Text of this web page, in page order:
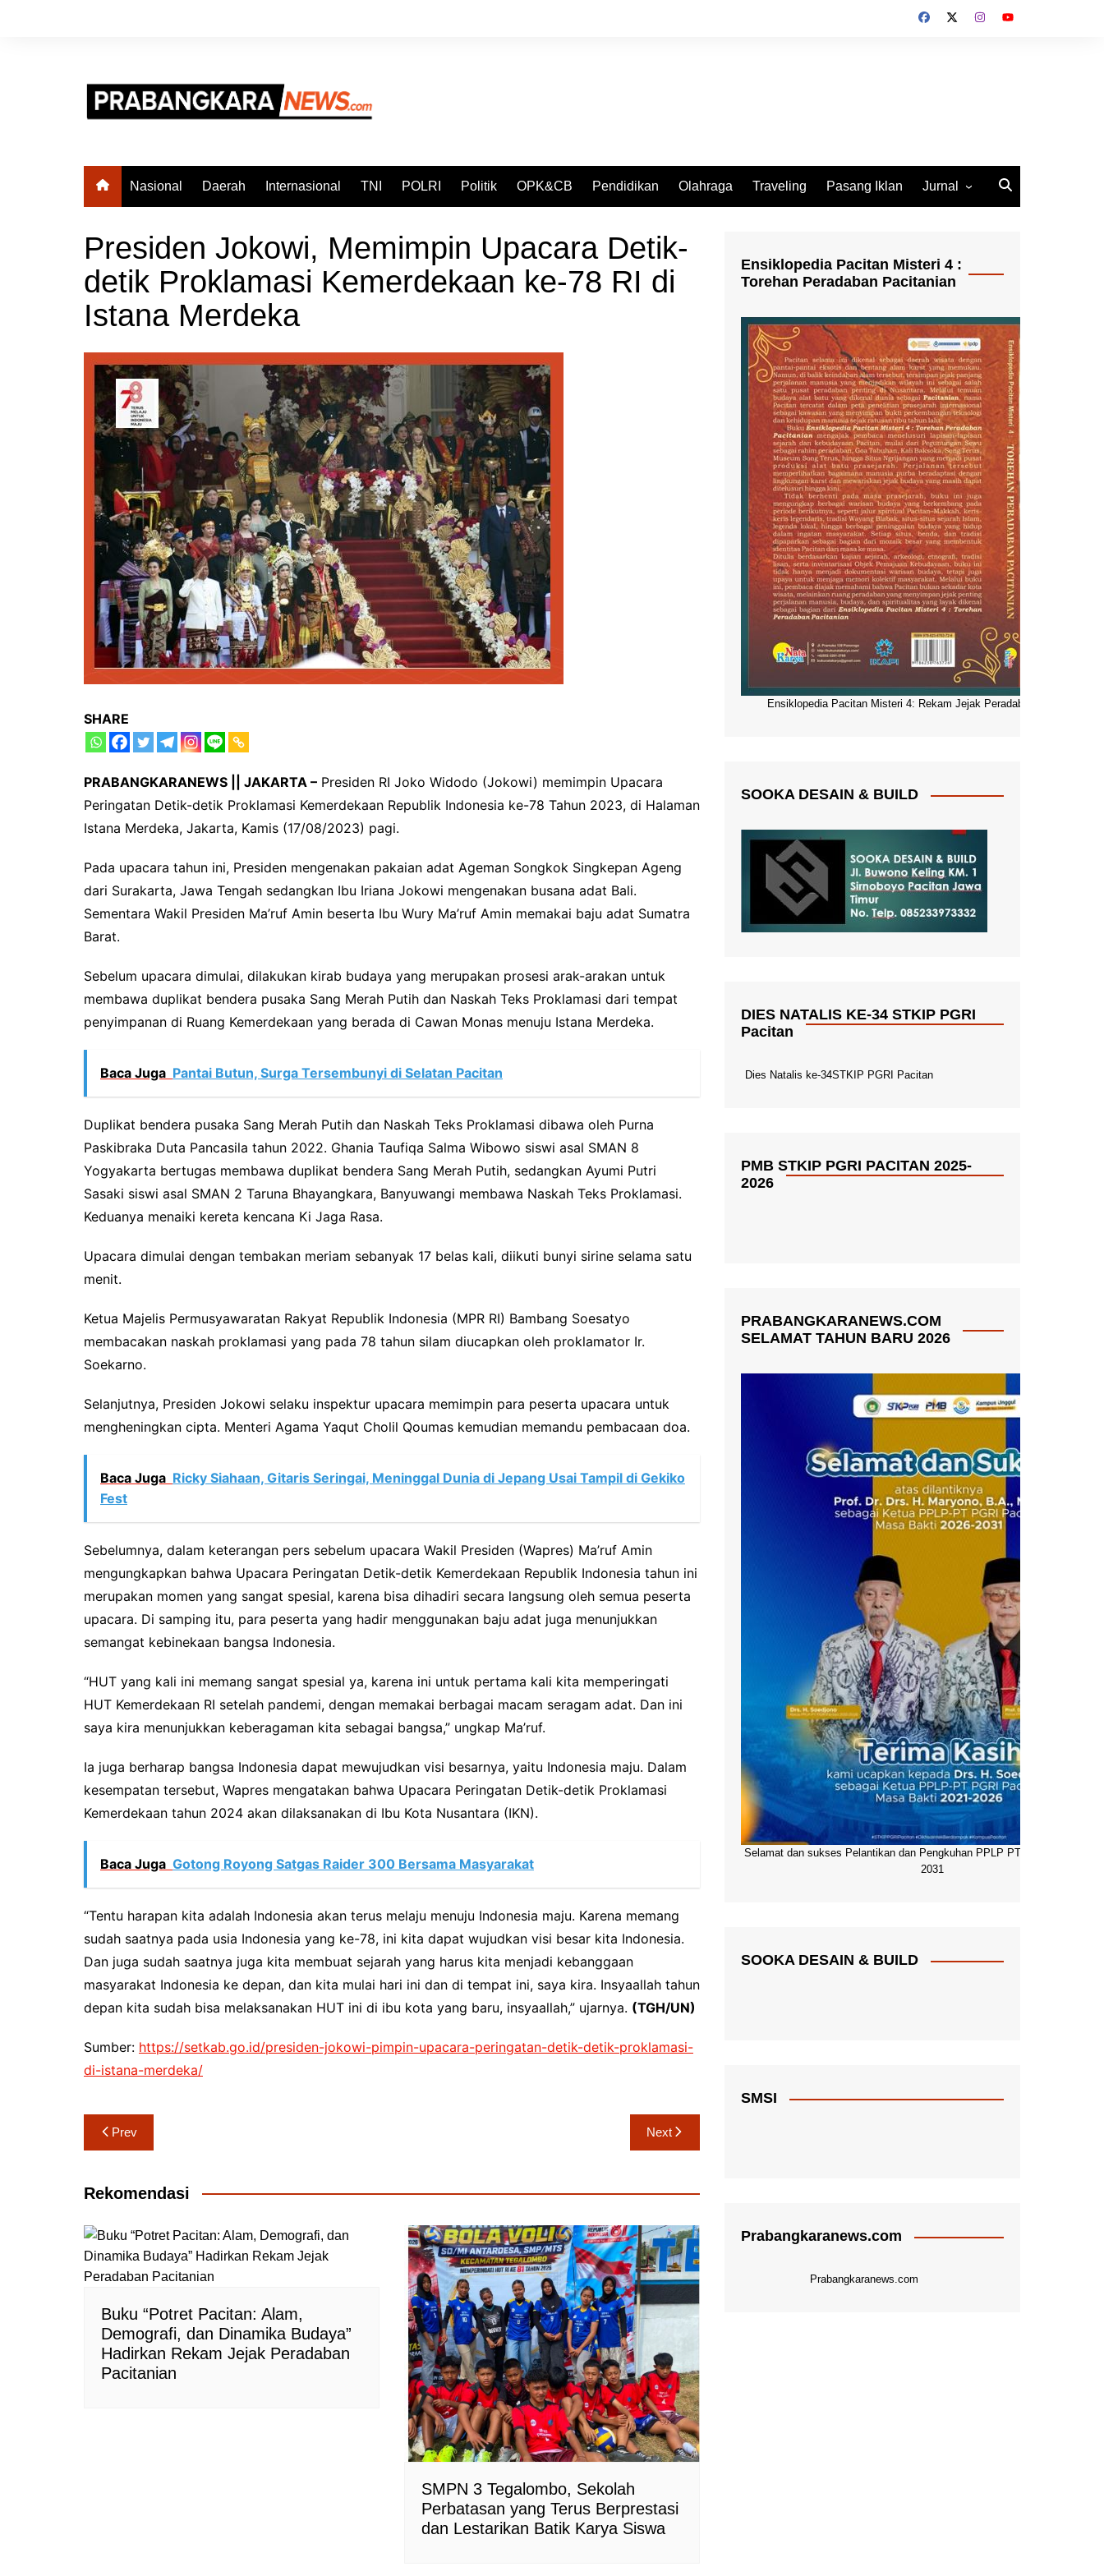
Nasional Daerah Internasional TNI POLRI Politik OPK&CB Pendidikan Olahraga Traveling Pasang Iklan Jurnal
Presiden Jokowi, Memimpin Upacara Detik-
detik Proklamasi Kemerdekaan ke-78 RI di
Istana Merdeka
SHARE
PRABANGKARANEWS || JAKARTA – Presiden RI Joko Widodo (Jokowi) memimpin Upacara
Peringatan Detik-detik Proklamasi Kemerdekaan Republik Indonesia ke-78 Tahun 2023, di Halaman
Istana Merdeka, Jakarta, Kamis (17/08/2023) pagi.
Pada upacara tahun ini, Presiden mengenakan pakaian adat Ageman Songkok Singkepan Ageng
dari Surakarta, Jawa Tengah sedangkan Ibu Iriana Jokowi mengenakan busana adat Bali.
Sementara Wakil Presiden Ma’ruf Amin beserta Ibu Wury Ma’ruf Amin memakai baju adat Sumatra
Barat.
Sebelum upacara dimulai, dilakukan kirab budaya yang merupakan prosesi arak-arakan untuk
membawa duplikat bendera pusaka Sang Merah Putih dan Naskah Teks Proklamasi dari tempat
penyimpanan di Ruang Kemerdekaan yang berada di Cawan Monas menuju Istana Merdeka.
Baca Juga Pantai Butun, Surga Tersembunyi di Selatan Pacitan
Duplikat bendera pusaka Sang Merah Putih dan Naskah Teks Proklamasi dibawa oleh Purna
Paskibraka Duta Pancasila tahun 2022. Ghania Taufiqa Salma Wibowo siswi asal SMAN 8
Yogyakarta bertugas membawa duplikat bendera Sang Merah Putih, sedangkan Ayumi Putri
Sasaki siswi asal SMAN 2 Taruna Bhayangkara, Banyuwangi membawa Naskah Teks Proklamasi.
Keduanya menaiki kereta kencana Ki Jaga Rasa.
Upacara dimulai dengan tembakan meriam sebanyak 17 belas kali, diikuti bunyi sirine selama satu
menit.
Ketua Majelis Permusyawaratan Rakyat Republik Indonesia (MPR RI) Bambang Soesatyo
membacakan naskah proklamasi yang pada 78 tahun silam diucapkan oleh proklamator Ir.
Soekarno.
Selanjutnya, Presiden Jokowi selaku inspektur upacara memimpin para peserta upacara untuk
mengheningkan cipta. Menteri Agama Yaqut Cholil Qoumas kemudian memandu pembacaan doa.
Baca Juga Ricky Siahaan, Gitaris Seringai, Meninggal Dunia di Jepang Usai Tampil di Gekiko
Fest
Sebelumnya, dalam keterangan pers sebelum upacara Wakil Presiden (Wapres) Ma’ruf Amin
mengungkapkan bahwa Upacara Peringatan Detik-detik Kemerdekaan Republik Indonesia tahun ini
merupakan momen yang sangat spesial, karena bisa dihadiri secara langsung oleh semua peserta
upacara. Di samping itu, para peserta yang hadir menggunakan baju adat juga menunjukkan
semangat kebinekaan bangsa Indonesia.
“HUT yang kali ini memang sangat spesial ya, karena ini untuk pertama kali kita memperingati
HUT Kemerdekaan RI setelah pandemi, dengan memakai berbagai macam seragam adat. Dan ini
saya kira menunjukkan keberagaman kita sebagai bangsa,” ungkap Ma’ruf.
Ia juga berharap bangsa Indonesia dapat mewujudkan visi besarnya, yaitu Indonesia maju. Dalam
kesempatan tersebut, Wapres mengatakan bahwa Upacara Peringatan Detik-detik Proklamasi
Kemerdekaan tahun 2024 akan dilaksanakan di Ibu Kota Nusantara (IKN).
Baca Juga Gotong Royong Satgas Raider 300 Bersama Masyarakat
“Tentu harapan kita adalah Indonesia akan terus melaju menuju Indonesia maju. Karena memang
sudah saatnya pada usia Indonesia yang ke-78, ini kita dapat wujudkan visi besar kita Indonesia.
Dan juga sudah saatnya juga kita membuat sejarah yang harus kita menjadi kebanggaan
masyarakat Indonesia ke depan, dan kita mulai hari ini dan di tempat ini, saya kira. Insyaallah tahun
depan kita sudah bisa melaksanakan HUT ini di ibu kota yang baru, insyaallah,” ujarnya. (TGH/UN)
Sumber: https://setkab.go.id/presiden-jokowi-pimpin-upacara-peringatan-detik-detik-proklamasi-
di-istana-merdeka/
Navigasi
pos
Prev Next
Rekomendasi
Buku “Potret Pacitan: Alam,
Demografi, dan Dinamika Budaya”
Hadirkan Rekam Jejak Peradaban
Pacitanian
SMPN 3 Tegalombo, Sekolah
Perbatasan yang Terus Berprestasi
dan Lestarikan Batik Karya Siswa
Ensiklopedia Pacitan Misteri 4 :
Torehan Peradaban Pacitanian
Ensiklopedia Pacitan Misteri 4: Rekam Jejak Peradaban Dunia
SOOKA DESAIN & BUILD
DIES NATALIS KE-34 STKIP PGRI
Pacitan
Dies Natalis ke-34STKIP PGRI Pacitan
PMB STKIP PGRI PACITAN 2025-
2026
PRABANGKARANEWS.COM
SELAMAT TAHUN BARU 2026
Selamat dan sukses Pelantikan dan Pengkuhan PPLP PT PGRI Pacitan
2031
SOOKA DESAIN & BUILD
SMSI
Prabangkaranews.com
Prabangkaranews.com